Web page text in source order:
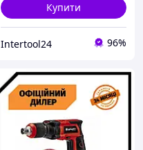
Купити
Intertool24 96%